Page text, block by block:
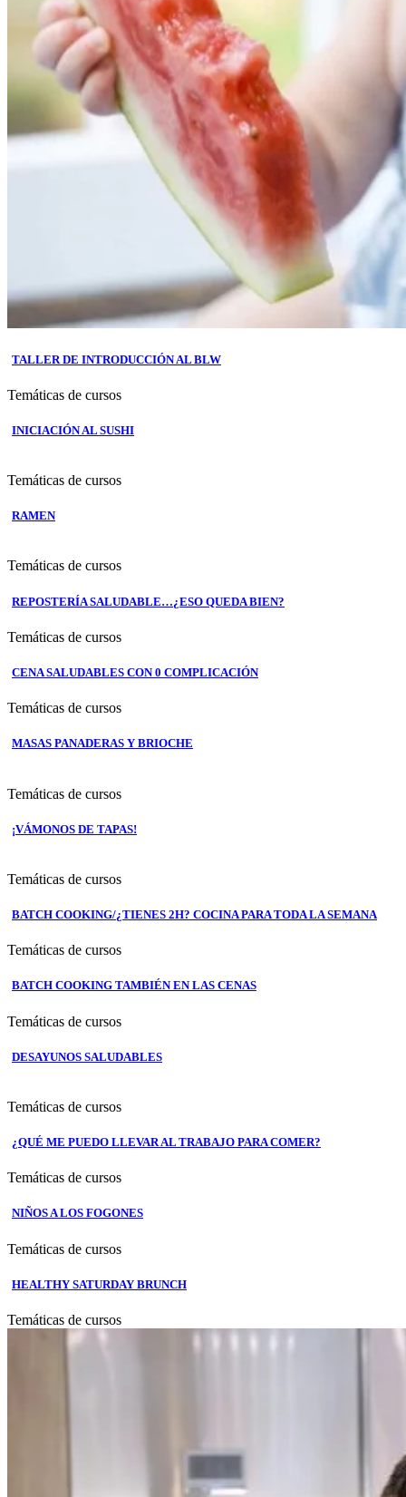
TALLER DE INTRODUCCIÓN AL BLW
Temáticas de cursos
INICIACIÓN AL SUSHI
Temáticas de cursos
RAMEN
Temáticas de cursos
REPOSTERÍA SALUDABLE…¿ESO QUEDA BIEN?
Temáticas de cursos
CENA SALUDABLES CON 0 COMPLICACIÓN
Temáticas de cursos
MASAS PANADERAS Y BRIOCHE
Temáticas de cursos
¡VÁMONOS DE TAPAS!
Temáticas de cursos
BATCH COOKING/¿TIENES 2H? COCINA PARA TODA LA SEMANA
Temáticas de cursos
BATCH COOKING TAMBIÉN EN LAS CENAS
Temáticas de cursos
DESAYUNOS SALUDABLES
Temáticas de cursos
¿QUÉ ME PUEDO LLEVAR AL TRABAJO PARA COMER?
Temáticas de cursos
NIÑOS A LOS FOGONES
Temáticas de cursos
HEALTHY SATURDAY BRUNCH
Temáticas de cursos